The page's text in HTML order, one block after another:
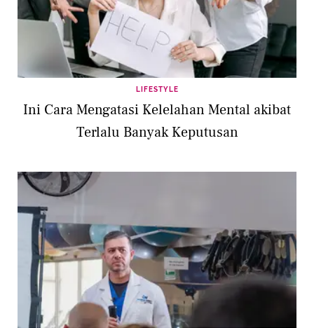
LIFESTYLE
Ini Cara Mengatasi Kelelahan Mental akibat
Terlalu Banyak Keputusan